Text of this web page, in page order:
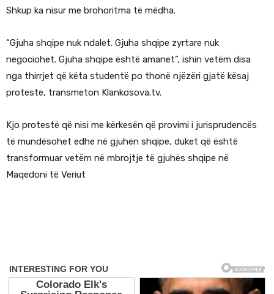
Shkup ka nisur me brohoritma të mëdha.
“Gjuha shqipe nuk ndalet. Gjuha shqipe zyrtare nuk
negociohet. Gjuha shqipe është amanet”, ishin vetëm disa
nga thirrjet që këta studentë po thonë njëzëri gjatë kësaj
proteste, transmeton Klankosova.tv.
Kjo protestë që nisi me kërkesën që provimi i jurisprudencës
të mundësohet edhe në gjuhën shqipe, duket që është
transformuar vetëm në mbrojtje të gjuhës shqipe në
Maqedoni të Veriut